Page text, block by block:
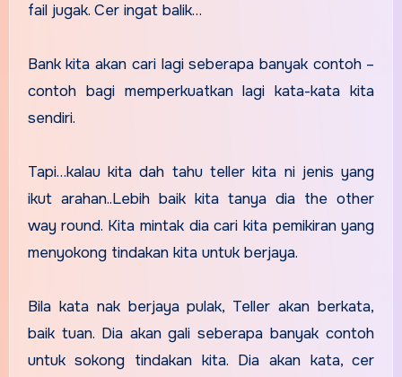
fail jugak. Cer ingat balik…
Bank kita akan cari lagi seberapa banyak contoh –
contoh bagi memperkuatkan lagi kata-kata kita
sendiri.
Tapi…kalau kita dah tahu teller kita ni jenis yang
ikut arahan..Lebih baik kita tanya dia the other
way round. Kita mintak dia cari kita pemikiran yang
menyokong tindakan kita untuk berjaya.
Bila kata nak berjaya pulak, Teller akan berkata,
baik tuan. Dia akan gali seberapa banyak contoh
untuk sokong tindakan kita. Dia akan kata, cer